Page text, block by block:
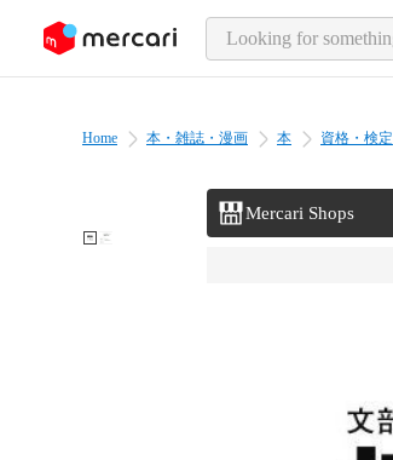
page content
Home 本・雑誌・漫画 本 資格・検定
Mercari Shops